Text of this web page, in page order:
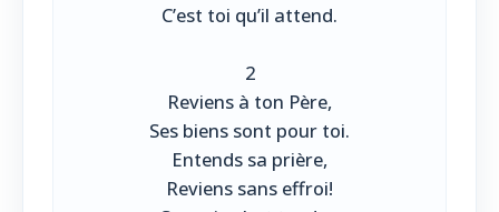
C’est toi qu’il attend.
2
Reviens à ton Père,
Ses biens sont pour toi.
Entends sa prière,
Reviens sans effroi!